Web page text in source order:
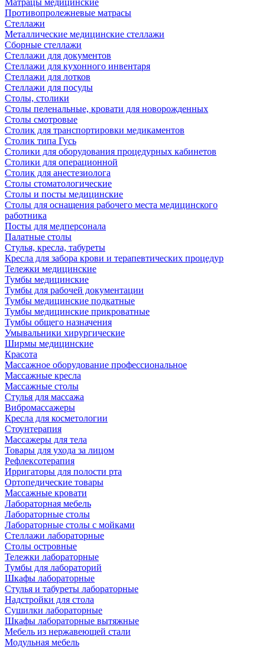
Матрацы медицинские
Противопролежневые матрасы
Стеллажи
Металлические медицинские стеллажи
Сборные стеллажи
Стеллажи для документов
Стеллажи для кухонного инвентаря
Стеллажи для лотков
Стеллажи для посуды
Столы, столики
Столы пеленальные, кровати для новорожденных
Столы смотровые
Столик для транспортировки медикаментов
Столик типа Гусь
Столики для оборудования процедурных кабинетов
Столики для операционной
Столик для анестезиолога
Столы стоматологические
Столы и посты медицинские
Столы для оснащения рабочего места медицинского
работника
Посты для медперсонала
Палатные столы
Стулья, кресла, табуреты
Кресла для забора крови и терапевтических процедур
Тележки медицинские
Тумбы медицинские
Тумбы для рабочей документации
Тумбы медицинские подкатные
Тумбы медицинские прикроватные
Тумбы общего назначения
Умывальники хирургические
Ширмы медицинские
Красота
Массажное оборудование профессиональное
Массажные кресла
Массажные столы
Стулья для массажа
Вибромассажеры
Кресла для косметологии
Стоунтерапия
Массажеры для тела
Товары для ухода за лицом
Рефлексотерапия
Ирригаторы для полости рта
Ортопедические товары
Массажные кровати
Лабораторная мебель
Лабораторные столы
Лабораторные столы с мойками
Стеллажи лабораторные
Столы островные
Тележки лабораторные
Тумбы для лабораторий
Шкафы лабораторные
Стулья и табуреты лабораторные
Надстройки для стола
Сушилки лабораторные
Шкафы лабораторные вытяжные
Мебель из нержавеющей стали
Модульная мебель